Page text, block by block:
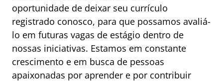
oportunidade de deixar seu currículo
registrado conosco, para que possamos avaliá-
lo em futuras vagas de estágio dentro de
nossas iniciativas. Estamos em constante
crescimento e em busca de pessoas
apaixonadas por aprender e por contribuir